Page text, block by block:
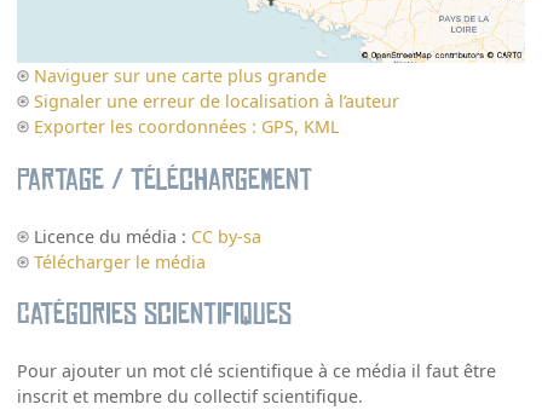
Naviguer sur une carte plus grande
Signaler une erreur de localisation à l’auteur
Exporter les coordonnées : GPS, KML
Partage / Téléchargement
Licence du média : CC by-sa
Télécharger le média
Catégories scientifiques
Pour ajouter un mot clé scientifique à ce média il faut être
inscrit et membre du collectif scientifique.